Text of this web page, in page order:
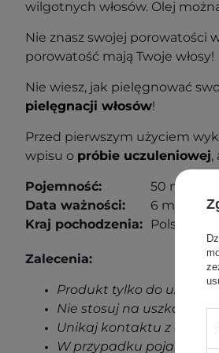
wilgotnych włosów. Olej
Nie znasz swojej porowatości
porowatość mają Twoje włosy!
Nie wiesz, jak pielęgnować
pielęgnacji włosów!
Przed pierwszym użyciem
wpisu o próbie uczuleniowej,
Pojemność:
50 ml
Data ważności:
6
Kraj pochodzenia:
Polska
Zalecenia:
Produkt tylko do użytku
Nie stosuj na
Unikaj kontaktu z
W przypadku